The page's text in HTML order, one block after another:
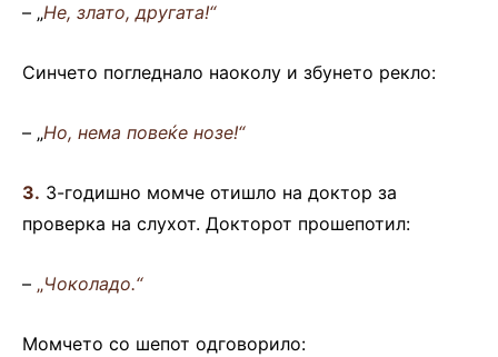
– „Не, злато, другата!“
Синчето погледнало наоколу и збунето рекло:
– „Но, нема повеќе нозе!“
3. 3-годишно момче отишло на доктор за
проверка на слухот. Докторот прошепотил:
– „Чоколадо.“
Момчето со шепот одговорило: